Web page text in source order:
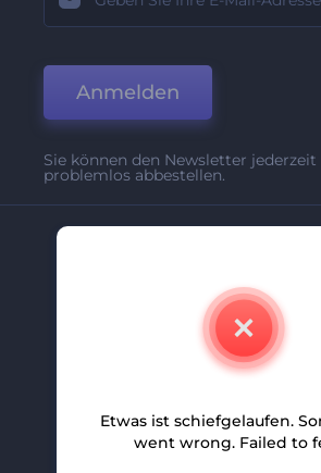
Anmelden
Sie können den Newsletter jederzeit
problemlos abbestellen.
Partnerprogramm
Etwas ist schiefgelaufen.
went wrong. Failed to